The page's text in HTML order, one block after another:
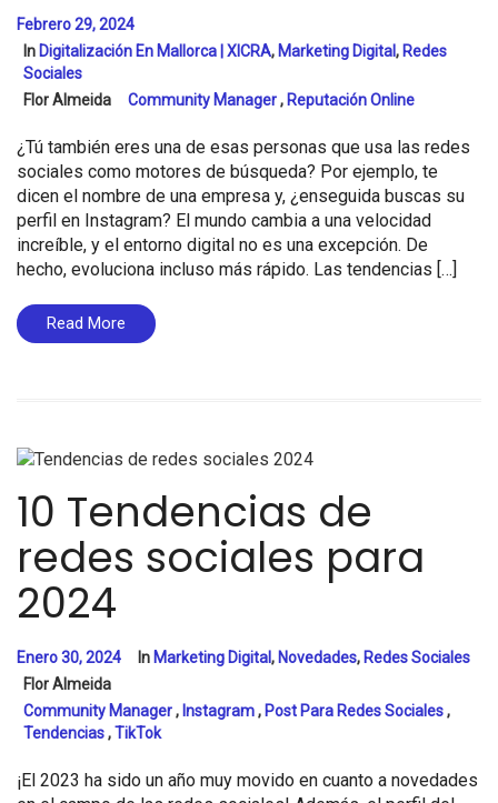
Febrero 29, 2024
In Digitalización En Mallorca | XICRA, Marketing Digital, Redes
Sociales
Flor Almeida
Community Manager, Reputación Online
¿Tú también eres una de esas personas que usa las redes
sociales como motores de búsqueda? Por ejemplo, te
dicen el nombre de una empresa y, ¿enseguida buscas su
perfil en Instagram? El mundo cambia a una velocidad
increíble, y el entorno digital no es una excepción. De
hecho, evoluciona incluso más rápido. Las tendencias […]
Read More
10 Tendencias de
redes sociales para
2024
Enero 30, 2024 In Marketing Digital, Novedades, Redes Sociales
Flor Almeida
Community Manager, Instagram, Post Para Redes Sociales,
Tendencias,TikTok
¡El 2023 ha sido un año muy movido en cuanto a novedades